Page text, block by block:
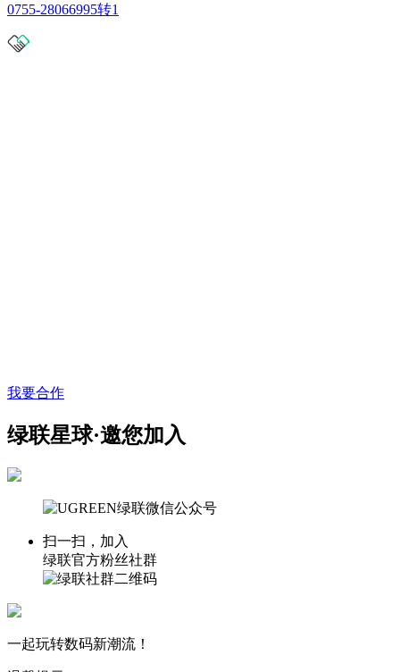
0755-28066995转1
我要合作
绿联星球·邀您加入
扫一扫，加入
绿联官方粉丝社群
一起玩转数码新潮流！